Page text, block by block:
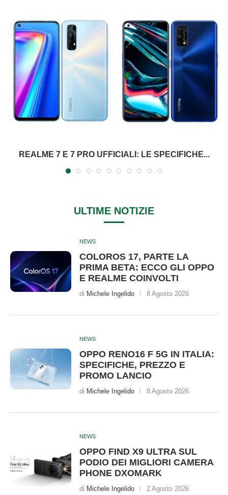
REALME 7 E 7 PRO UFFICIALI: LE SPECIFICHE...
ULTIME NOTIZIE
NEWS
COLOROS 17, PARTE LA
PRIMA BETA: ECCO GLI OPPO
E REALME COINVOLTI
di Michele Ingelido 8 Agosto 2026
NEWS
OPPO RENO16 F 5G IN ITALIA:
SPECIFICHE, PREZZO E
PROMO LANCIO
di Michele Ingelido 8 Agosto 2026
NEWS
OPPO FIND X9 ULTRA SUL
PODIO DEI MIGLIORI CAMERA
PHONE DXOMARK
di Michele Ingelido 2 Agosto 2026